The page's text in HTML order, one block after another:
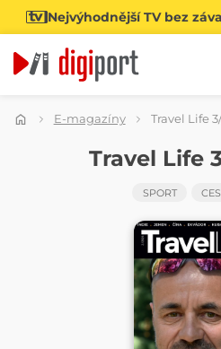
Nejvýhodnější TV bez
Kategorie
E-magazíny Travel Life
Travel Life
SPORT